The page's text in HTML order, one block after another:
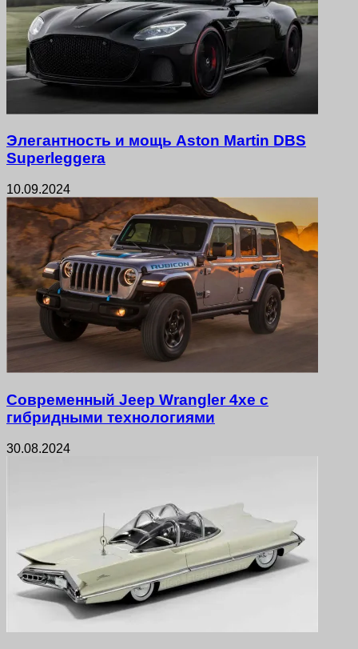
Элегантность и мощь Aston Martin DBS
Superleggera
10.09.2024
Современный Jeep Wrangler 4xe с
гибридными технологиями
30.08.2024